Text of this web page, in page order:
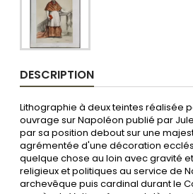
DESCRIPTION
Lithographie à deux teintes réalisée
ouvrage sur Napoléon publié par
par sa position debout sur une
agrémentée d'une décoration
quelque chose au loin avec gravité
religieux et politiques au service de
archevêque puis cardinal durant le